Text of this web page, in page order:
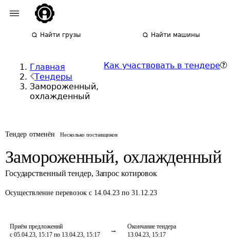
Найти грузы Найти машины
Главная
Тендеры
Замороженный,
охлажденный
Как участвовать в тендере
Тендер отменён Несколько поставщиков
Замороженный, охлажденный
Государственный тендер, Запрос котировок
Осуществление перевозок с 14.04.23 по 31.12.23
Приём предложений
с 05.04.23, 15:17 по 13.04.23, 15:17
Окончание тендера
13.04.23, 15:17